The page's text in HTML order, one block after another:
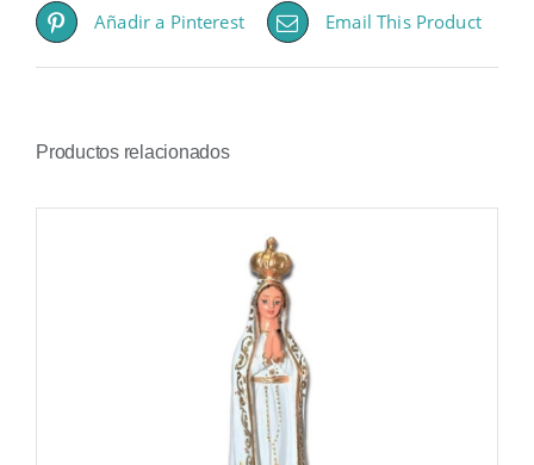
Añadir a Pinterest Email This Product
Productos relacionados